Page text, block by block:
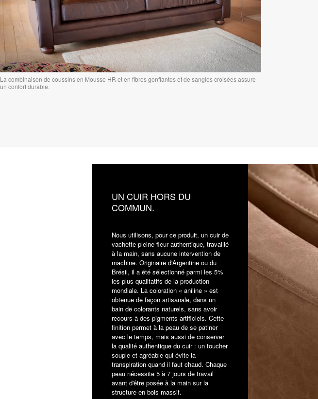
La combinaison de coussins en Mousse HR et en fibres gonflantes et de sangles croisées assure
un confort durable.
UN CUIR HORS DU
COMMUN.
Nous utilisons, pour ce produit, un cuir de
vachette pleine fleur authentique, travaillé
à la main, sans aucune intervention de
machine. Originaire d'Argentine ou du
Brésil, il a été sélectionné parmi les 5%
les plus qualitatifs de la production
mondiale. La coloration « aniline » est
obtenue de façon artisanale, dans un
bain de colorants naturels, sans avoir
recours à des pigments artificiels. Cette
finition permet à la peau de se patiner
avec le temps, mais aussi de conserver
la qualité authentique du cuir : un toucher
souple et agréable qui évite la
transpiration quand il faut chaud. Chaque
peau nécessite 5 à 7 jours de travail
avant d'être posée à la main sur la
structure en bois massif.